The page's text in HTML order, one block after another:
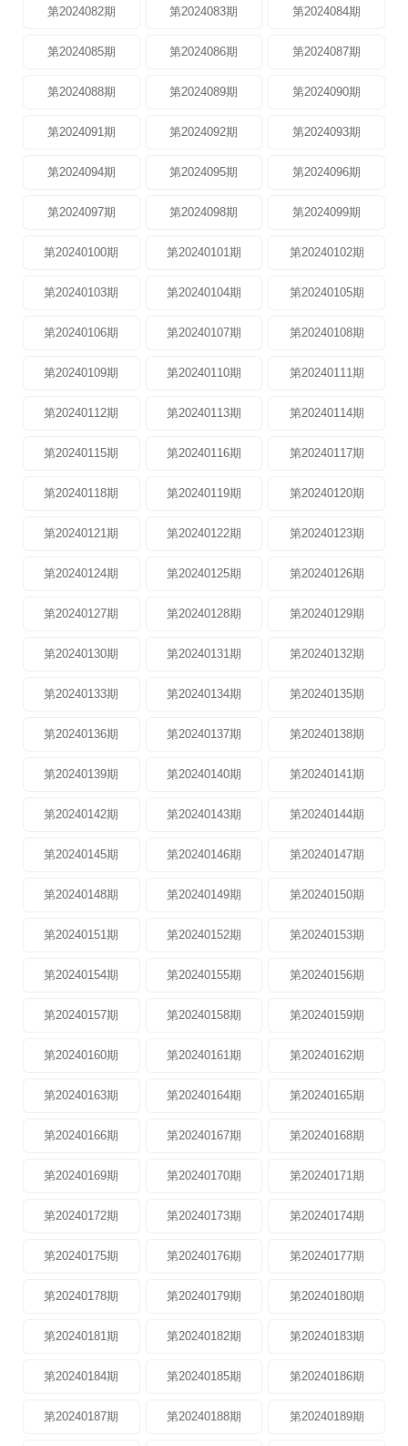
第2024082期 第2024083期 第2024084期
第2024085期 第2024086期 第2024087期
第2024088期 第2024089期 第2024090期
第2024091期 第2024092期 第2024093期
第2024094期 第2024095期 第2024096期
第2024097期 第2024098期 第2024099期
第20240100期 第20240101期 第20240102期
第20240103期 第20240104期 第20240105期
第20240106期 第20240107期 第20240108期
第20240109期 第20240110期 第20240111期
第20240112期 第20240113期 第20240114期
第20240115期 第20240116期 第20240117期
第20240118期 第20240119期 第20240120期
第20240121期 第20240122期 第20240123期
第20240124期 第20240125期 第20240126期
第20240127期 第20240128期 第20240129期
第20240130期 第20240131期 第20240132期
第20240133期 第20240134期 第20240135期
第20240136期 第20240137期 第20240138期
第20240139期 第20240140期 第20240141期
第20240142期 第20240143期 第20240144期
第20240145期 第20240146期 第20240147期
第20240148期 第20240149期 第20240150期
第20240151期 第20240152期 第20240153期
第20240154期 第20240155期 第20240156期
第20240157期 第20240158期 第20240159期
第20240160期 第20240161期 第20240162期
第20240163期 第20240164期 第20240165期
第20240166期 第20240167期 第20240168期
第20240169期 第20240170期 第20240171期
第20240172期 第20240173期 第20240174期
第20240175期 第20240176期 第20240177期
第20240178期 第20240179期 第20240180期
第20240181期 第20240182期 第20240183期
第20240184期 第20240185期 第20240186期
第20240187期 第20240188期 第20240189期